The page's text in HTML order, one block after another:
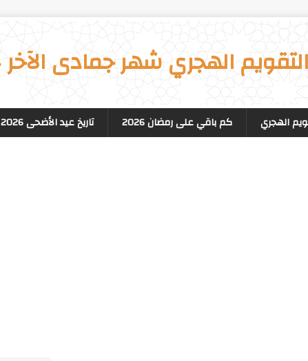
التقويم الهجري شهر جمادى الآخر 1504
الهجري كم باقي على رمضان 2026 تاريخ عيد الأضحى 2026